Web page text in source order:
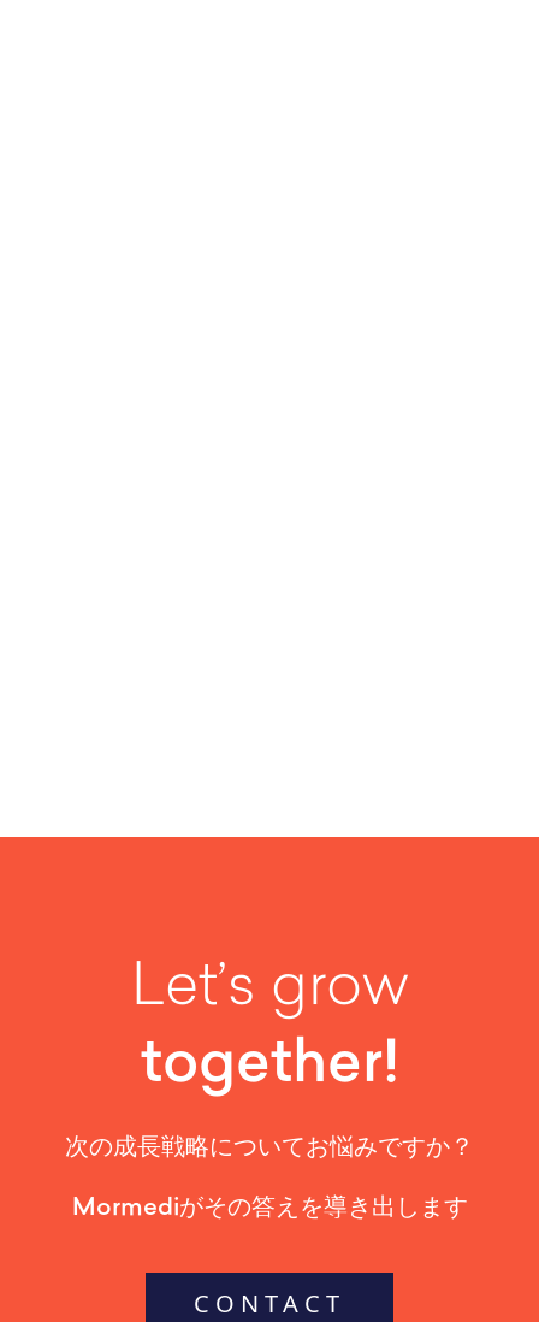
Let’s grow
together!
次の成長戦略についてお悩みですか？
Mormediがその答えを導き出します
CONTACT